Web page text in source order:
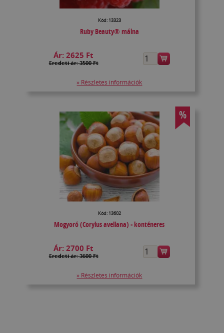
Kód: 13323
Ruby Beauty® málna
Ár:2625 Ft
Eredeti ár: 3500 Ft
» Részletes információk
%
Kód: 13602
Mogyoró (Corylus avellana) - konténeres
Ár:2700 Ft
Eredeti ár: 3600 Ft
» Részletes információk